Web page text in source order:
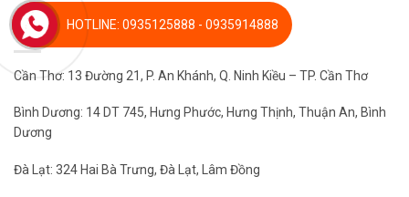
Chi nhánh
Cần Thơ: 13 Đường 21, P. An Khánh, Q. Ninh Kiều – TP. Cần Thơ
Bình Dương: 14 DT 745, Hưng Phước, Hưng Thịnh, Thuận An, Bình
Dương
Đà Lạt: 324 Hai Bà Trưng, Đà Lạt, Lâm Đồng
HOTLINE: 0935125888 - 0935914888